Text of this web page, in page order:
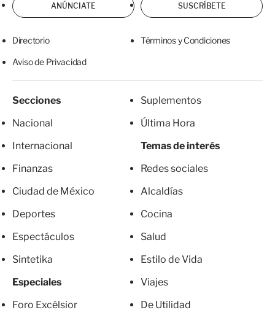
ANÚNCIATE SUSCRÍBETE
Directorio Términos y Condiciones
Aviso de Privacidad
Secciones
Nacional
Internacional
Finanzas
Ciudad de México
Deportes
Espectáculos
Sintetika
Especiales
Foro Excélsior
Suplementos
Última Hora
Temas de interés
Redes sociales
Alcaldías
Cocina
Salud
Estilo de Vida
Viajes
De Utilidad